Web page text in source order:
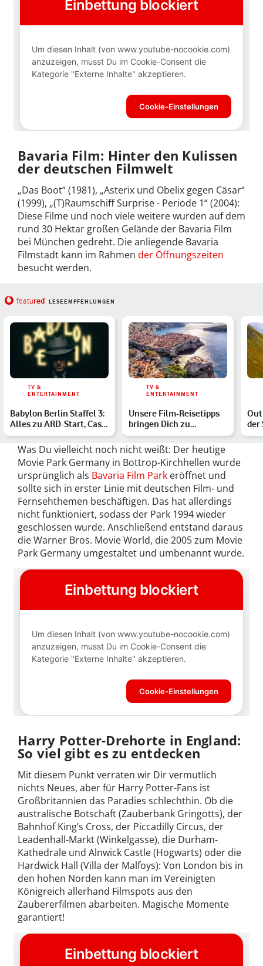
Bavaria Film: Hinter den Kulissen
der deutschen Filmwelt
„Das Boot“ (1981), „Asterix und Obelix gegen Cäsar“
(1999), „(T)Raumschiff Surprise - Periode 1“ (2004):
Diese Filme und noch viele weitere wurden auf dem
rund 30 Hektar großen Gelände der Bavaria Film
bei München gedreht. Die anliegende Bavaria
Filmstadt kann im Rahmen der Öffnungszeiten
besucht werden.
featured LESEEMPFEHLUNGEN
TV &
ENTERTAINMENT
Babylon Berlin Staffel 3:
Alles zu ARD-Start, Cast
und Staffel 4
TV &
ENTERTAINMENT
Unsere Film-Reisetipps
bringen Dich zu
legendären
Filmschauplätze…
der
Was Du vielleicht noch nicht weißt: Der heutige
Movie Park Germany in Bottrop-Kirchhellen wurde
ursprünglich als Bavaria Film Park eröffnet und
sollte sich in erster Linie mit deutschen Film- und
Fernsehthemen beschäftigen. Das hat allerdings
nicht funktioniert, sodass der Park 1994 wieder
geschlossen wurde. Anschließend entstand daraus
die Warner Bros. Movie World, die 2005 zum Movie
Park Germany umgestaltet und umbenannt wurde.
Harry Potter-Drehorte in England:
So viel gibt es zu entdecken
Mit diesem Punkt verraten wir Dir vermutlich
nichts Neues, aber für Harry Potter-Fans ist
Großbritannien das Paradies schlechthin. Ob die
australische Botschaft (Zauberbank Gringotts), der
Bahnhof King’s Cross, der Piccadilly Circus, der
Leadenhall-Markt (Winkelgasse), die Durham-
Kathedrale und Alnwick Castle (Hogwarts) oder die
Hardwick Hall (Villa der Malfoys): Von London bis in
den hohen Norden kann man im Vereinigten
Königreich allerhand Filmspots aus den
Zaubererfilmen abarbeiten. Magische Momente
garantiert!